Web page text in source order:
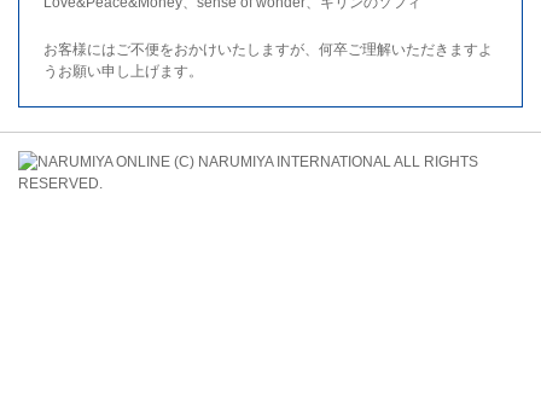
お客様にはご不便をおかけいたしますが、何卒ご理解いただきますよ
うお願い申し上げます。